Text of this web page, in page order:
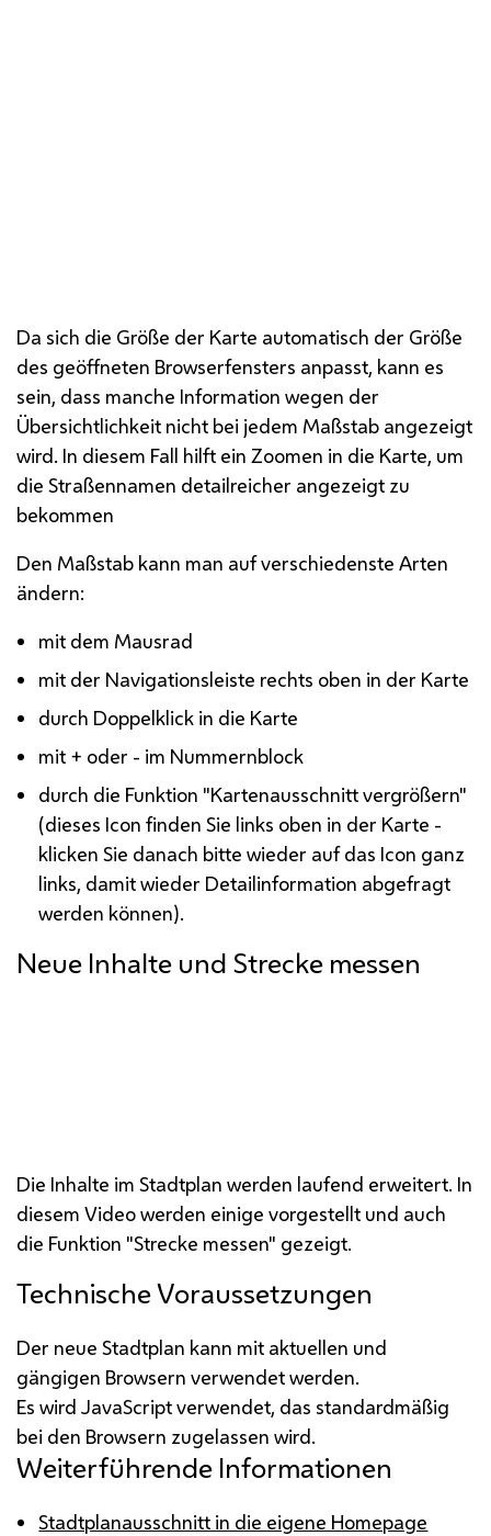
Da sich die Größe der Karte automatisch der Größe
des geöffneten Browserfensters anpasst, kann es
sein, dass manche Information wegen der
Übersichtlichkeit nicht bei jedem Maßstab angezeigt
wird. In diesem Fall hilft ein Zoomen in die Karte, um
die Straßennamen detailreicher angezeigt zu
bekommen
Den Maßstab kann man auf verschiedenste Arten
ändern:
mit dem Mausrad
mit der Navigationsleiste rechts oben in der Karte
durch Doppelklick in die Karte
mit + oder - im Nummernblock
durch die Funktion "Kartenausschnitt vergrößern"
(dieses Icon finden Sie links oben in der Karte -
klicken Sie danach bitte wieder auf das Icon ganz
links, damit wieder Detailinformation abgefragt
werden können).
Neue Inhalte und Strecke messen
Die Inhalte im Stadtplan werden laufend erweitert. In
diesem Video werden einige vorgestellt und auch
die Funktion "Strecke messen" gezeigt.
Technische Voraussetzungen
Der neue Stadtplan kann mit aktuellen und
gängigen Browsern verwendet werden.
Es wird JavaScriptverwendet, das standardmäßig
bei den Browsern zugelassen wird.
Weiterführende Informationen
Stadtplanausschnitt in die eigene Homepage